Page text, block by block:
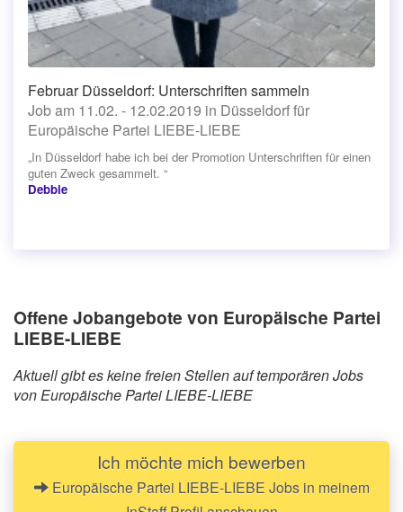
Februar Düsseldorf: Unterschriften sammeln
Job am 11.02. - 12.02.2019 in Düsseldorf für
Europäische Partei LIEBE-LIEBE
„In Düsseldorf habe ich bei der Promotion Unterschriften für einen
guten Zweck gesammelt. “
Debbie
Offene Jobangebote von Europäische Partei
LIEBE-LIEBE
Aktuell gibt es keine freien Stellen auf temporären Jobs
von Europäische Partei LIEBE-LIEBE
Ich möchte mich bewerben
Europäische Partei LIEBE-LIEBE Jobs in meinem